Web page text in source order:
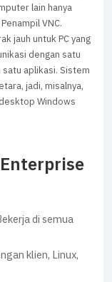
lain hanya
VNC.
jauh untuk PC yang
dengan satu
aplikasi. Sistem
jadi, misalnya,
Windows
di semua
klien, Linux,